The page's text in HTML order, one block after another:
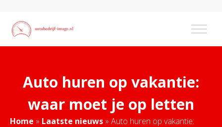
Auto huren op vakantie:
waar moet je op letten
Home » Laatste nieuws » Auto huren op vakantie: